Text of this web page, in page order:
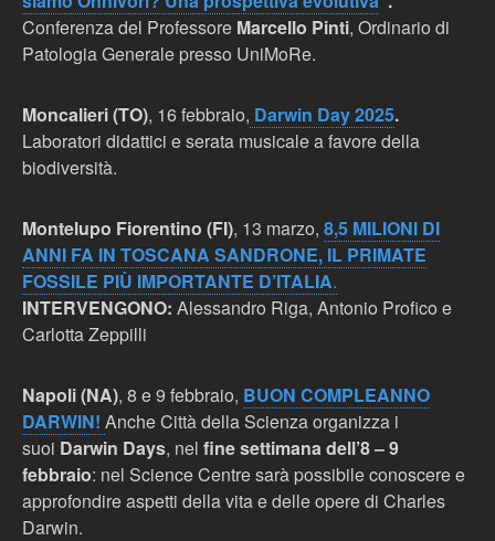
Conferenza del Professore Marcello Pinti, Ordinario di
Patologia Generale presso UniMoRe.
Moncalieri (TO), 16 febbraio, Darwin Day 2025.
Laboratori didattici e serata musicale a favore della
biodiversità.
Montelupo Fiorentino (FI), 13 marzo, 8,5 MILIONI DI
ANNI FA IN TOSCANA SANDRONE, IL PRIMATE
FOSSILE PIÙ IMPORTANTE D’ITALIA.
INTERVENGONO: Alessandro Riga, Antonio Profico e
Carlotta Zeppilli
Napoli (NA), 8 e 9 febbraio, BUON COMPLEANNO
DARWIN! Anche Città della Scienza organizza i
suoi Darwin Days, nel fine settimana dell’8 – 9
febbraio: nel Science Centre sarà possibile conoscere e
approfondire aspetti della vita e delle opere di Charles
Darwin.